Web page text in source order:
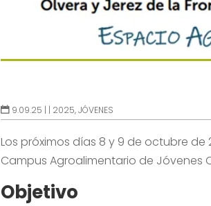
9.09.25 | | 2025,JÓVENES
Los próximos días 8 y 9 de octubre de
Campus Agroalimentario de Jóvenes
Objetivo